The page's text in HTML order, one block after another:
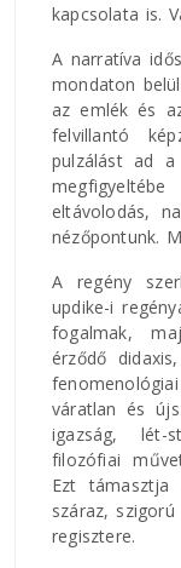
kapcsolata is.
A narratíva
mondaton
az emlék és
felvillantó
pulzálást ad a
eltávolodás,
nézőpontunk.
A regény
updike-i
fogalmak,
érződő
váratlan és
igazság, lét-
filozófiai
Ezt
száraz,
regisztere.